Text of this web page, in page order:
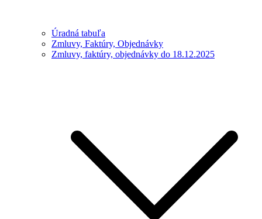
Úradná tabuľa
Zmluvy, Faktúry, Objednávky
Zmluvy, faktúry, objednávky do 18.12.2025